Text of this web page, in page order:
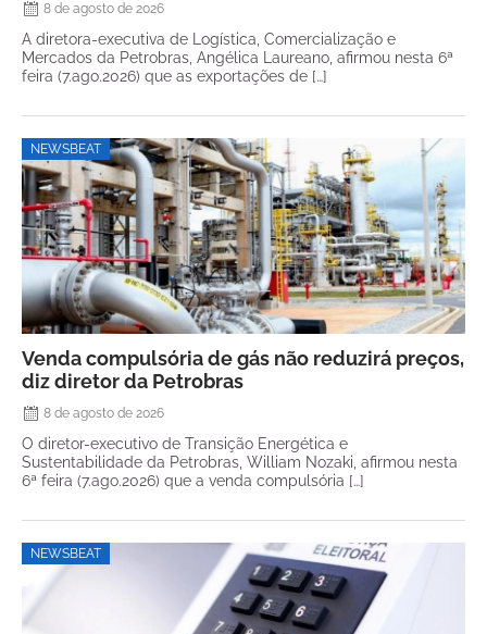
8 de agosto de 2026
A diretora-executiva de Logística, Comercialização e
Mercados da Petrobras, Angélica Laureano, afirmou nesta 6ª
feira (7.ago.2026) que as exportações de […]
NEWSBEAT
Venda compulsória de gás não reduzirá preços,
diz diretor da Petrobras
8 de agosto de 2026
O diretor-executivo de Transição Energética e
Sustentabilidade da Petrobras, William Nozaki, afirmou nesta
6ª feira (7.ago.2026) que a venda compulsória […]
NEWSBEAT